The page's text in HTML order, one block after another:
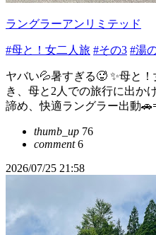
ラングラーアンリミテッド
#母と！女二人旅 #その3 #湯
ヤバい💦暑すぎる🥵 ✨母と
き、母と2人での旅行に出か
諦め、快適ラングラー出動
thumb_up 76
comment6
2026/07/25 21:58